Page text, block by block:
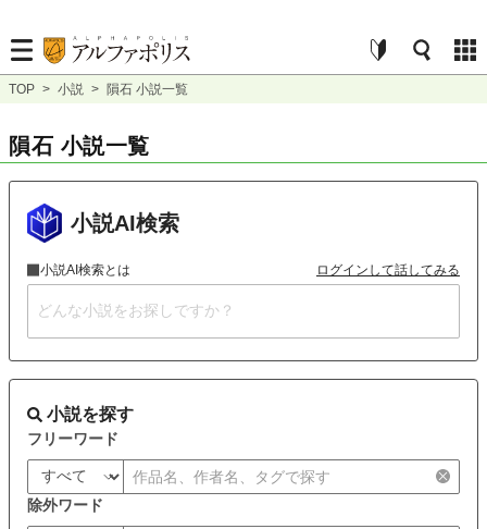
TOP > 小説 > 隕石 小説一覧
隕石 小説一覧
小説AI検索
小説AI検索とは ログインして話してみる
小説を探す
フリーワード
除外ワード